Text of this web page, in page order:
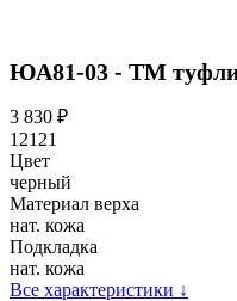
ЮА81-03 - ТМ туфли
3 830 ₽
12121
Цвет
черный
Материал верха
нат. кожа
Подкладка
нат. кожа
Все характеристики ↓